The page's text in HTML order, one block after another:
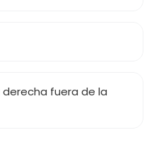
fuera de la